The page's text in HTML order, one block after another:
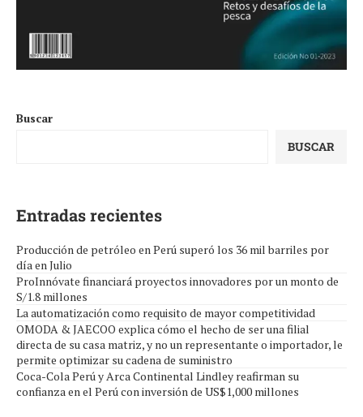
Buscar
BUSCAR
Entradas recientes
Producción de petróleo en Perú superó los 36 mil barriles por
día en Julio
ProInnóvate financiará proyectos innovadores por un monto de
S/1.8 millones
La automatización como requisito de mayor competitividad
OMODA & JAECOO explica cómo el hecho de ser una filial
directa de su casa matriz, y no un representante o importador, le
permite optimizar su cadena de suministro
Coca-Cola Perú y Arca Continental Lindley reafirman su
confianza en el Perú con inversión de US$1,000 millones